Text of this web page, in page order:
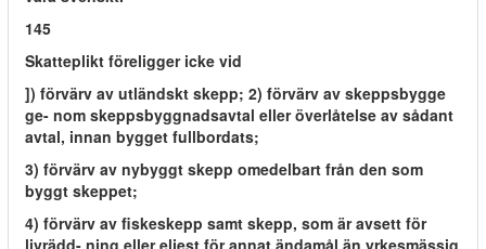
145
Skatteplikt föreligger icke vid
]) förvärv av utländskt skepp; 2) förvärv av skeppsbygge
ge- nom skeppsbyggnadsavtal eller överlåtelse av sådant
avtal, innan bygget fullbordats;
3) förvärv av nybyggt skepp omedelbart från den som
byggt skeppet;
4) förvärv av fiskeskepp samt skepp, som är avsett för
livrädd- ning eller eljest för annat ändamål än yrkesmässig